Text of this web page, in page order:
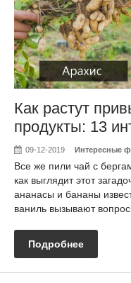
Как растут
продукты: 13
09-12-2019 Интересные
Все же пили чай с
как выглядит этот
ананасы и бананы
ваниль вызывают
Подробнее